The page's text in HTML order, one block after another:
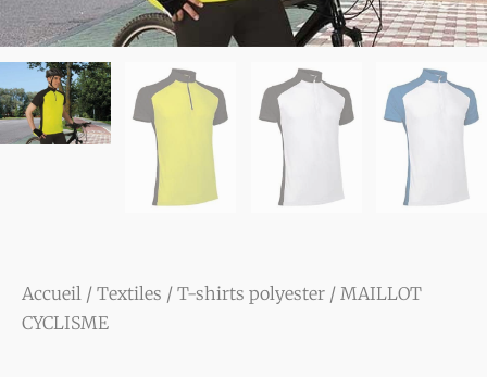
Accueil / Textiles / T-shirts polyester / MAILLOT
CYCLISME